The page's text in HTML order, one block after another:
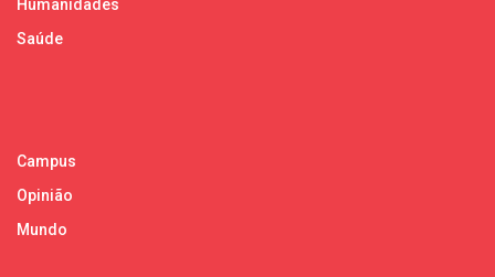
Humanidades
Saúde
Campus
Opinião
Mundo